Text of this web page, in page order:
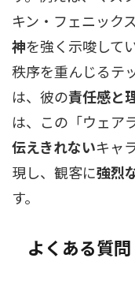
キン・フェニック
神を強く示唆して
秩序を重んじるテ
は、彼の責任感と
は、この「ウェア
伝えきれないキャ
現し、観客に強烈
す。
よくある質問